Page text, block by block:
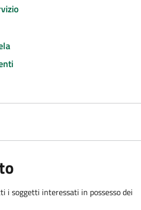
i soggetti interessati in possesso dei